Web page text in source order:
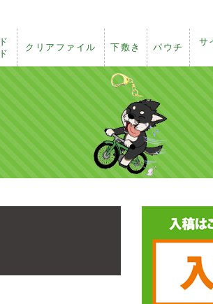
クリアファイル 下敷き パウチ
サ